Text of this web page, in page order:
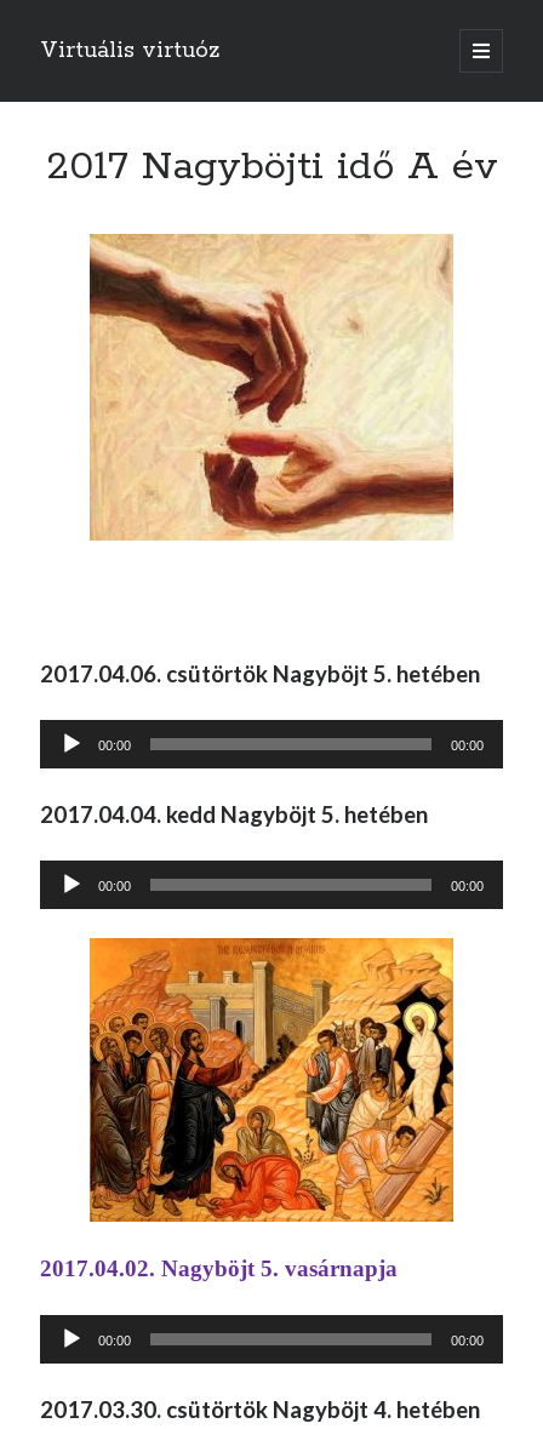
Virtuális virtuóz
o
p
n
i
2017 Nagyböjti idő A év
2017.04.06. csütörtök Nagyböjt 5. hetében
Audió
00:00 00:00
2017.04.04. kedd Nagyböjt 5. hetében
Audió
00:00 00:00
2017.04.02. Nagyböjt 5. vasárnapja
Audió
00:00 00:00
2017.03.30. csütörtök Nagyböjt 4. hetében